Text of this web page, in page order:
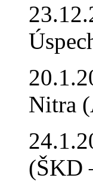
Nitra
(ŠKD